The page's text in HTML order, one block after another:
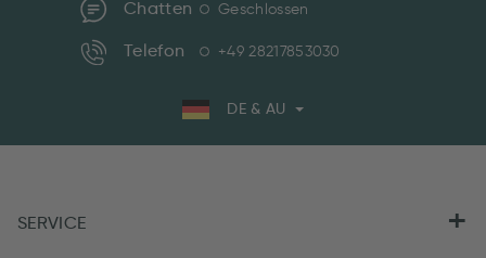
Chatten Geschlossen
Telefon +49 28217853030
DE & AU
SERVICE